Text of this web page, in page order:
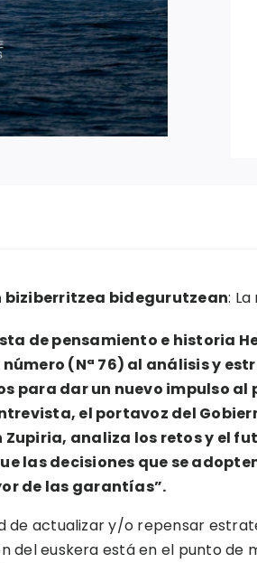
biziberritzea bidegurutzean:
de pensamiento e historia
(Nª 76) al análisis y
para dar un nuevo impulso al
el portavoz del
Zupiria, analiza los retos y el
las decisiones que se
de las garantías”.
de actualizar y/o repensar
del euskera está en el punto de